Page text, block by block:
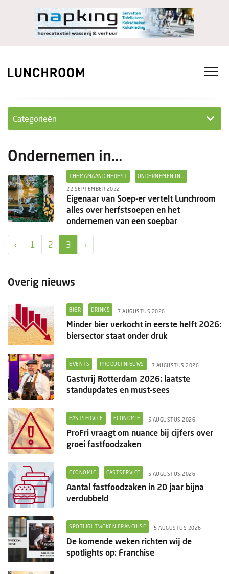
Categorieën
Ondernemen in...
Ondernemen
Nieuwe lunchrooms
Columns
Groots ondernemen
Ondernemen in...
THEMAMAAND HERFST ONDERNEMEN IN...
22 SEPTEMBER 2022
Eigenaar van Soep-er vertelt Lunchroom
alles over herfstsoepen en het
ondernemen van een soepbar
‹ 1 2 3 ›
Overig nieuws
BIER DRINKS 7 AUGUSTUS 2026
Minder bier verkocht in eerste helft 2026:
biersector staat onder druk
EVENTS PRODUCTNIEUWS 7 AUGUSTUS 2026
Gastvrij Rotterdam 2026: laatste
standupdates en must-sees
FASTSERVICE ECONOMIE 5 AUGUSTUS 2026
ProFri vraagt om nuance bij cijfers over
groei fastfoodzaken
ECONOMIE FASTSERVICE 5 AUGUSTUS 2026
Aantal fastfoodzaken in 20 jaar bijna
verdubbeld
SPOTLIGHTWEKEN FRANCHISE 5 AUGUSTUS 2026
De komende weken richten wij de
spotlights op: Franchise